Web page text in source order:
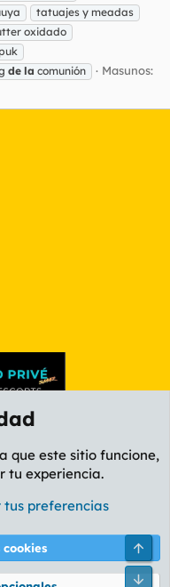
tatuajes y meadas
oxidado
de la comunión
Masunos:
de privacidad Ayuda
que este sitio funcione,
tu experiencia.
preferencias
Pie